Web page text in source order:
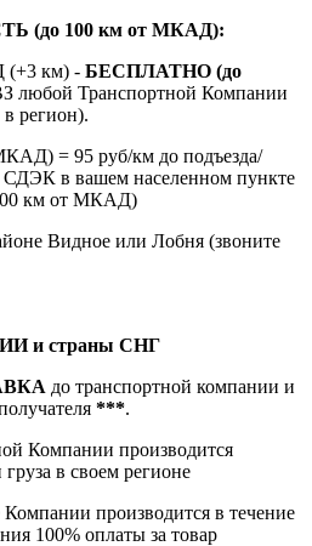
(до 100 км от МКАД):
(+3 км) - БЕСПЛАТНО (до
любой Транспортной Компании
регион).
= 95 руб/км до подъезда/
в вашем населенном пункте
км от МКАД)
Видное или Лобня (звоните
и страны СНГ
до транспортной компании и
***.
Компании производится
в своем регионе
производится в течение
100% оплаты за товар